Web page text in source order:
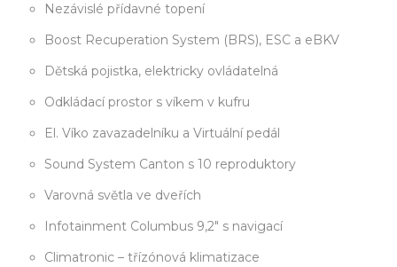
Nezávislé přídavné topení
Boost Recuperation System (BRS), ESC a eBKV
Dětská pojistka, elektricky ovládatelná
Odkládací prostor s víkem v kufru
El. Víko zavazadelníku a Virtuální pedál
Sound System Canton s 10 reproduktory
Varovná světla ve dveřích
Infotainment Columbus 9,2" s navigací
Climatronic – třízónová klimatizace